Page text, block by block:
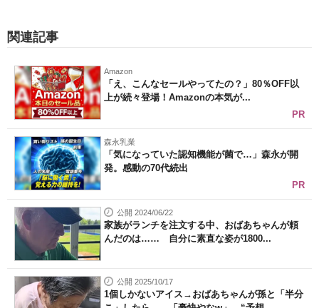
関連記事
Amazon
「え、こんなセールやってたの？」80％OFF以
上が続々登場！Amazonの本気が...
PR
森永乳業
「気になっていた認知機能が菌で…」森永が開
発。感動の70代続出
PR
公開 2024/06/22
家族がランチを注文する中、おばあちゃんが頼
んだのは…… 自分に素直な姿が1800...
公開 2025/10/17
1個しかないアイス→おばあちゃんが孫と「半分